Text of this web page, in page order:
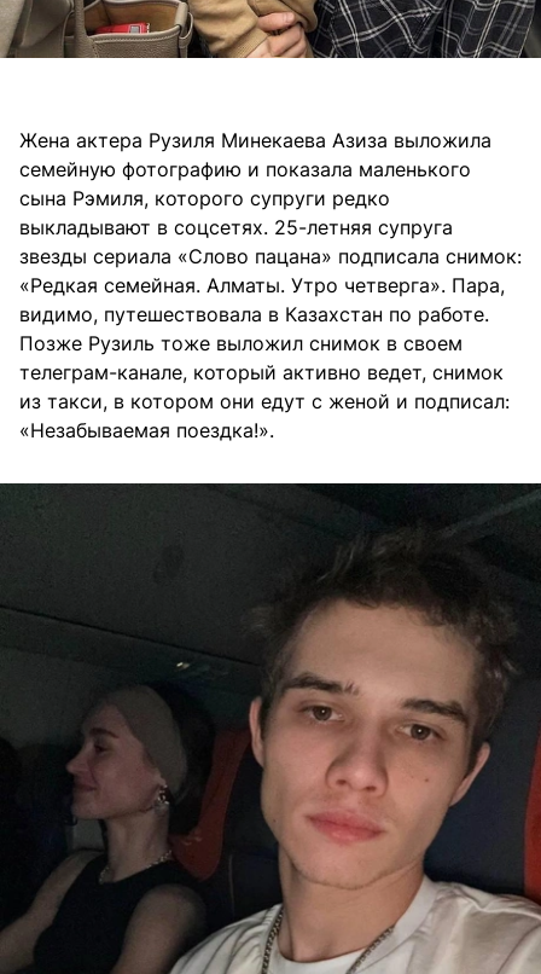
Жена актера Рузиля Минекаева Азиза выложила
семейную фотографию и показала маленького
сына Рэмиля, которого супруги редко
выкладывают в соцсетях. 25-летняя супруга
звезды сериала «Слово пацана» подписала снимок:
«Редкая семейная. Алматы. Утро четверга». Пара,
видимо, путешествовала в Казахстан по работе.
Позже Рузиль тоже выложил снимок в своем
телеграм-канале, который активно ведет, снимок
из такси, в котором они едут с женой и подписал:
«Незабываемая поездка!».